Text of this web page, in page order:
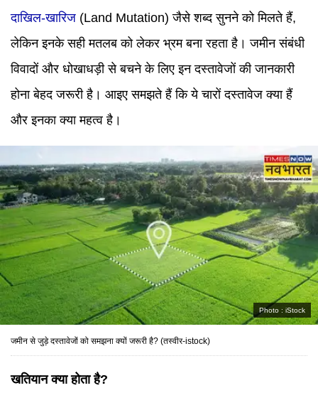
दाखिल-खारिज (Land Mutation) जैसे शब्द सुनने को मिलते हैं,
लेकिन इनके सही मतलब को लेकर भ्रम बना रहता है। जमीन संबंधी
विवादों और धोखाधड़ी से बचने के लिए इन दस्तावेजों की जानकारी
होना बेहद जरूरी है। आइए समझते हैं कि ये चारों दस्तावेज क्या हैं
और इनका क्या महत्व है।
Photo : iStock
जमीन से जुड़े दस्तावेजों को समझना क्यों जरूरी है? (तस्वीर-istock)
खतियान क्या होता है?